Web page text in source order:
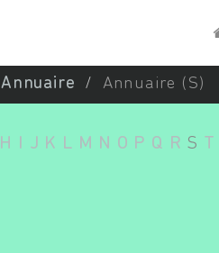
Annuaire Annuaire (S)
H J K L M N O P Q R S T